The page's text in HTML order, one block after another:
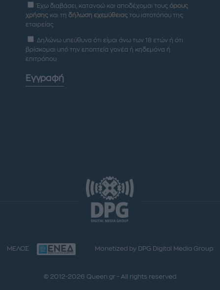
Έχω διαβάσει, κατανοώ και αποδέχομαι τους όρους
χρήσης και τη δήλωση εχεμύθειας του ιστοτόπου της
εταιρείας
Δηλώνω υπεύθυνα ότι είμαι άνω των 18 ετών ή ότι
βρίσκομαι υπό την εποπτεία γονέα ή κηδεμόνα ή
επιτρόπου
Εγγραφή
ΜΕΛΟΣ Monetized by DPG Digital Media Group
© 2012-2026 Queen.gr - All rights reserved